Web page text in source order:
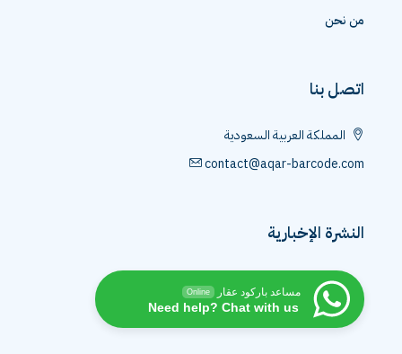
من نحن
اتصل بنا
المملكة العربية السعودية
contact@aqar-barcode.com
النشرة الإخبارية
مساعد باركود عقار Online
Need help? Chat with us